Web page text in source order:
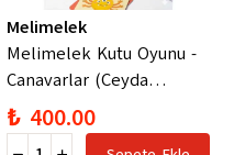
Melimelek
Melimelek Kutu Oyunu -
Canavarlar (Ceyda
Düvenci)
₺ 400.00